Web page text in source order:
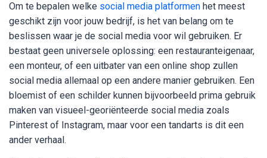
Om te bepalen welke social media platformen het meest
geschikt zijn voor jouw bedrijf, is het van belang om te
beslissen waar je de social media voor wil gebruiken. Er
bestaat geen universele oplossing: een restauranteigenaar,
een monteur, of een uitbater van een online shop zullen
social media allemaal op een andere manier gebruiken. Een
bloemist of een schilder kunnen bijvoorbeeld prima gebruik
maken van visueel-georiënteerde social media zoals
Pinterest of Instagram, maar voor een tandarts is dit een
ander verhaal.